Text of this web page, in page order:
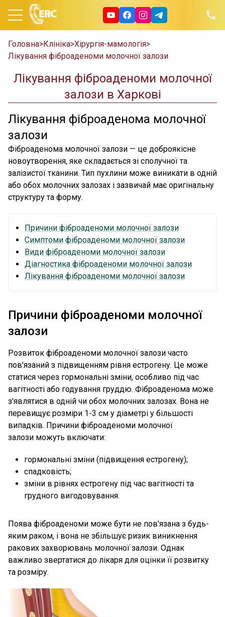
Головна> Клініка> Хірургія-мамологія>
Лікування фіброаденоми молочної залози
Лікування фіброаденоми молочної
залози в Харкові
Лікування фіброаденома молочної
залози
Фіброаденома молочної залози — це доброякісне
новоутворення, яке складається зі сполучної та
залізистої тканини. Тип пухлини може виникати в одній
або обох молочних залозах і зазвичай має оригінальну
структуру та форму.
Причини фіброаденоми молочної залози
Симптоми фіброаденоми молочної залози
Види фіброаденоми молочної залози
Діагностика фіброаденоми молочної залози
Лікування фіброаденоми молочної залози
Причини фіброаденоми молочної
залози
Розвиток фіброаденоми молочної залози часто
пов'язаний з підвищенням рівня естрогену. Це може
статися через гормональні зміни, особливо під час
вагітності або годування груддю. Фіброаденома може
з'являтися в одній чи обох молочних залозах. Вона не
перевищує розміри 1-3 см у діаметрі у більшості
випадків. Причини фіброаденоми молочної
залози можуть включати:
гормональні зміни (підвищення естрогену);
спадковість;
зміни в рівнях естрогену під час вагітності та
грудного вигодовування.
Поява фіброаденоми може бути не пов'язана з будь-
яким раком, і вона не збільшує ризик виникнення
ракових захворювань молочної залози. Однак
важливо звертатися до лікаря для оцінки її розвитку
та розміру.